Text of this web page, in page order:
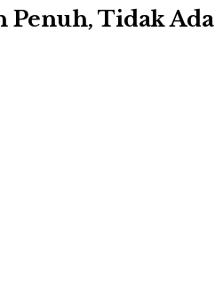
Penuh, Tidak Ada